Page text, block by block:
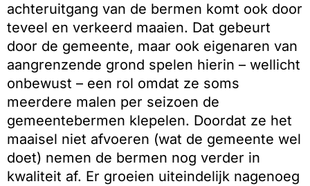
achteruitgang van de bermen komt ook door
teveel en verkeerd maaien. Dat gebeurt
door de gemeente, maar ook eigenaren van
aangrenzende grond spelen hierin – wellicht
onbewust – een rol omdat ze soms
meerdere malen per seizoen de
gemeentebermen klepelen. Doordat ze het
maaisel niet afvoeren (wat de gemeente wel
doet) nemen de bermen nog verder in
kwaliteit af. Er groeien uiteindelijk nagenoeg